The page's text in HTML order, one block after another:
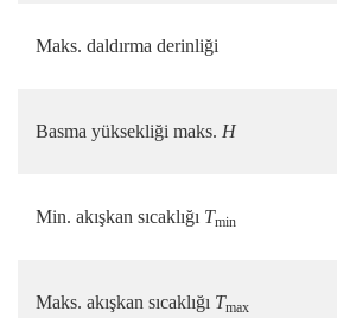
Maks. daldırma derinliği
Basma yüksekliği maks. H
Min. akışkan sıcaklığı Tmin
Maks. akışkan sıcaklığı Tmax